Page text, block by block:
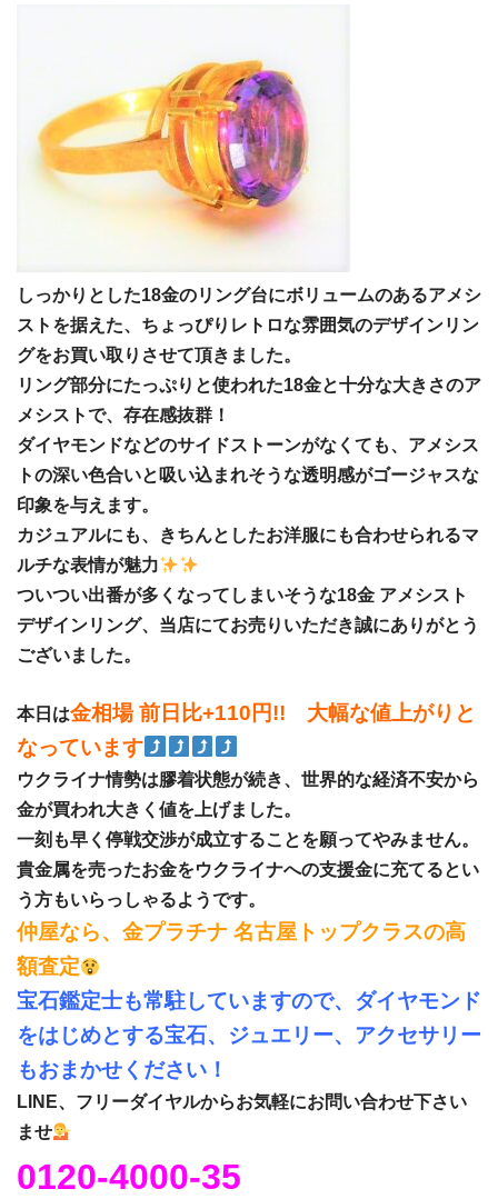
しっかりとした18金のリング台にボリュームのあるアメシ
ストを据えた、ちょっぴりレトロな雰囲気のデザインリン
グをお買い取りさせて頂きました。
リング部分にたっぷりと使われた18金と十分な大きさのア
メシストで、存在感抜群！
ダイヤモンドなどのサイドストーンがなくても、アメシス
トの深い色合いと吸い込まれそうな透明感がゴージャスな
印象を与えます。
カジュアルにも、きちんとしたお洋服にも合わせられるマ
ルチな表情が魅力
ついつい出番が多くなってしまいそうな18金 アメシスト
デザインリング、当店にてお売りいただき誠にありがとう
ございました。
本日は金相場 前日比+110円!! 大幅な値上がりと
なっています
ウクライナ情勢は膠着状態が続き、世界的な経済不安から
金が買われ大きく値を上げました。
一刻も早く停戦交渉が成立することを願ってやみません。
貴金属を売ったお金をウクライナへの支援金に充てるとい
う方もいらっしゃるようです。
仲屋なら、金プラチナ 名古屋トップクラスの高
額査定
宝石鑑定士も常駐していますので、ダイヤモンド
をはじめとする宝石、ジュエリー、アクセサリー
もおまかせください！
LINE、フリーダイヤルからお気軽にお問い合わせ下さい
ませ
0120-4000-35